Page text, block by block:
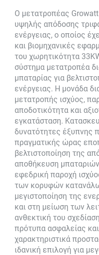
Ο μετατροπέας Growatt
υψηλής απόδοσης
ενέργειας, ο οποίος
και βιομηχανικές
του χωρητικότητα
σύστημα μετατροπέα
μπαταρίας για
ενέργειας. Η μονάδα
μετατροπής ισχύος,
αποδοτικότητα και
εγκατάσταση.
δυνατότητες έξυπνης
πραγματικής ώρας
βελτιστοποίηση της
αποθήκευση
εφεδρική παροχή
των κορυφών
μεγιστοποίηση της
και στη μείωση των
ανθεκτική του
πρότυπα ασφαλείας
χαρακτηριστικά
ιδανική επιλογή για